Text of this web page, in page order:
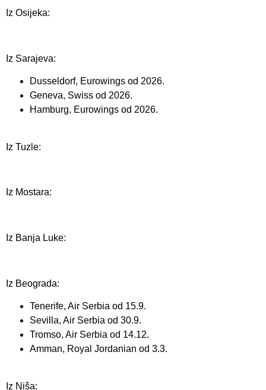
Iz Osijeka:
Iz Sarajeva:
Dusseldorf, Eurowings od 2026.
Geneva, Swiss od 2026.
Hamburg, Eurowings od 2026.
Iz Tuzle:
Iz Mostara:
Iz Banja Luke:
Iz Beograda:
Tenerife, Air Serbia od 15.9.
Sevilla, Air Serbia od 30.9.
Tromso, Air Serbia od 14.12.
Amman, Royal Jordanian od 3.3.
Iz Niša: